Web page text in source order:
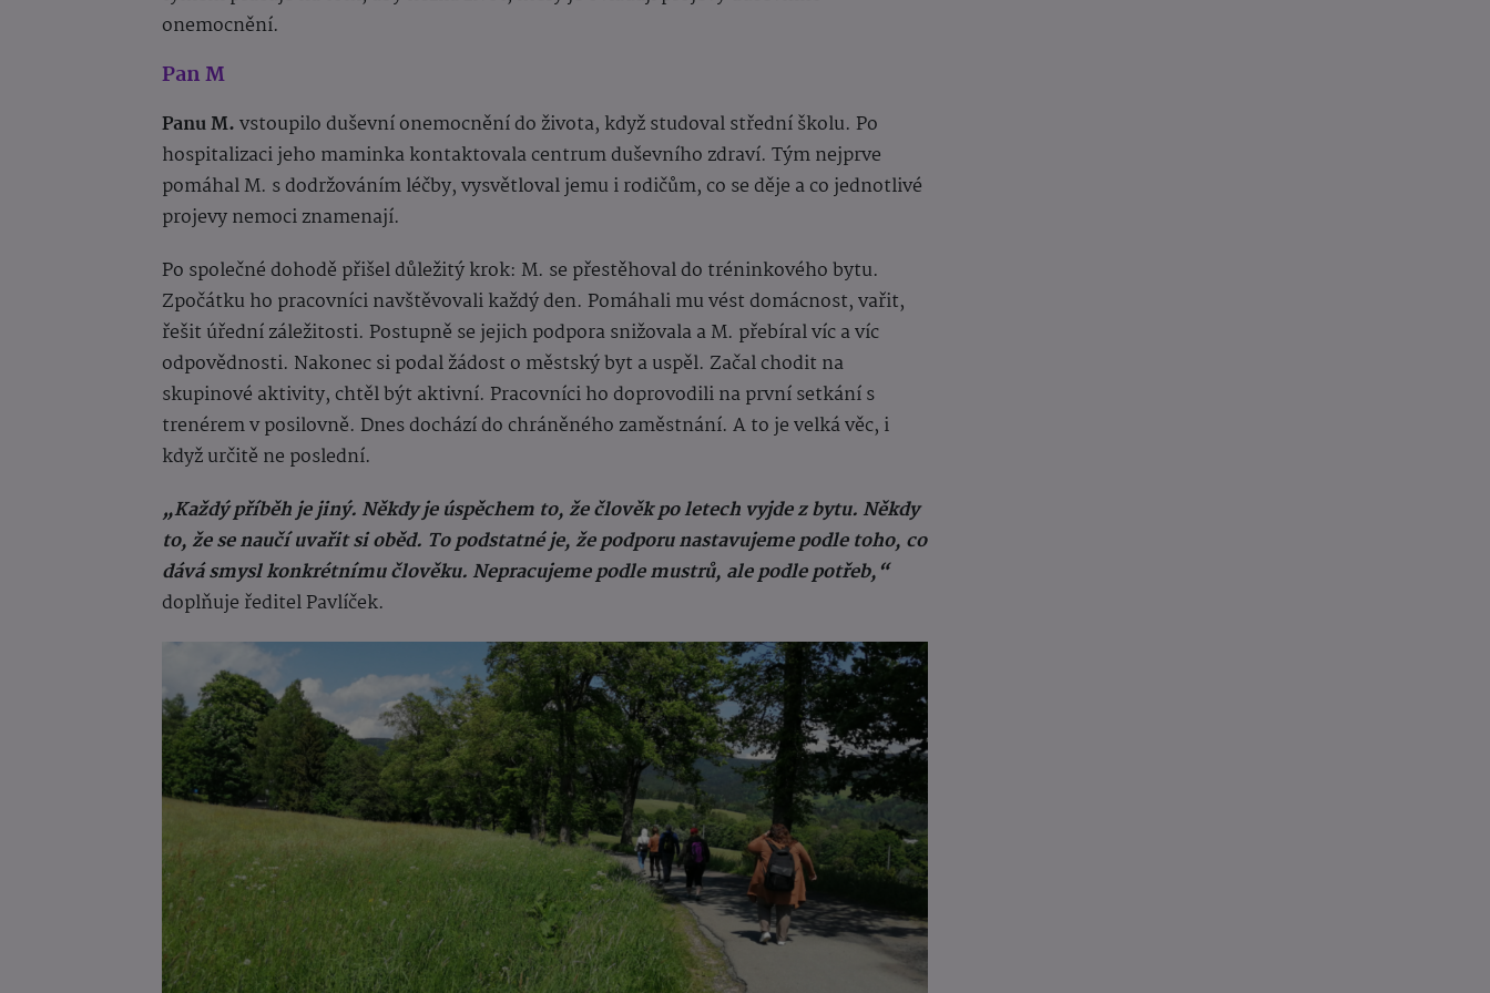
onemocnění.
Pan M
Panu M.vstoupilo duševní onemocnění do života, když studoval střední školu. Po
hospitalizaci jeho maminka kontaktovala centrum duševního zdraví. Tým nejprve
pomáhal M. s dodržováním léčby, vysvětloval jemu i rodičům, co se děje a co jednotlivé
projevy nemoci znamenají.
Po společné dohodě přišel důležitý krok: M. se přestěhoval do tréninkového bytu.
Zpočátku ho pracovníci navštěvovali každý den. Pomáhali mu vést domácnost, vařit,
řešit úřední záležitosti. Postupně se jejich podpora snižovala a M. přebíral víc a víc
odpovědnosti. Nakonec si podal žádost o městský byt a uspěl. Začal chodit na
skupinové aktivity, chtěl být aktivní. Pracovníci ho doprovodili na první setkání s
trenérem v posilovně. Dnes dochází do chráněného zaměstnání. A to je velká věc, i
když určitě ne poslední.
„Každý příběh je jiný. Někdy je úspěchem to, že člověk po letech vyjde z bytu. Někdy
to, že se naučí uvařit si oběd. To podstatné je, že podporu nastavujeme podle toho, co
dává smysl konkrétnímu člověku. Nepracujeme podle mustrů, ale podle potřeb,“
doplňuje ředitel Pavlíček.